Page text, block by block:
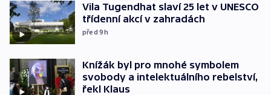
Vila Tugendhat slaví 25 let v UNESCO
třídenní akcí v zahradách
před 9h
Knížák byl pro mnohé symbolem
svobody a intelektuálního rebelství,
řekl Klaus